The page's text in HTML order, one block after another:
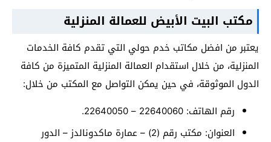
مكتب البيت الأبيض للعمالة المنزلية
يعتبر من افضل مكاتب خدم حولي التي تقدم كافة الخدمات
المنزلية، من خلال استقدام العمالة المنزلية المتميزة من كافة
الدول الموثوقة، في حين يمكن التواصل مع المكتب من خلال:
رقم الهاتف: 22640060 – 22640050.
العنوان: مكتب رقم (2) – عمارة ماكدونالدز – الدور